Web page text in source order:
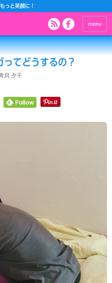
っと笑顔に！
menu
ってどうするの？
貝 夕子